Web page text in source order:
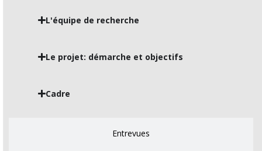
Entrevues
L'équipe de recherche
Le projet: démarche et objectifs
Cadre